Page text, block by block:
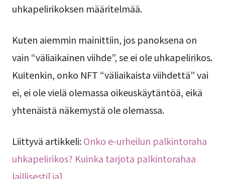
uhkapelirikoksen määritelmää.
Kuten aiemmin mainittiin, jos panoksena on
vain “väliaikainen viihde”, se ei ole uhkapelirikos.
Kuitenkin, onko NFT “väliaikaista viihdettä” vai
ei, ei ole vielä olemassa oikeuskäytäntöä, eikä
yhtenäistä näkemystä ole olemassa.
Liittyvä artikkeli:Onko e-urheilun palkintoraha
uhkapelirikos? Kuinka tarjota palkintorahaa
laillisesti[ja]